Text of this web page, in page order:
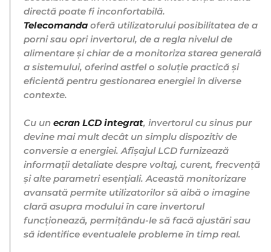
directă poate fi inconfortabilă.
Telecomanda oferă utilizatorului posibilitatea de a
porni sau opri invertorul, de a regla nivelul de
alimentare și chiar de a monitoriza starea generală
a sistemului, oferind astfel o soluție practică și
eficientă pentru gestionarea energiei în diverse
contexte.
Cu unecran LCD integrat, invertorul cu sinus pur
devine mai mult decât un simplu dispozitiv de
conversie a energiei. Afișajul LCD furnizează
informații detaliate despre voltaj, curent, frecvență
și alte parametri esențiali. Această monitorizare
avansată permite utilizatorilor să aibă o imagine
clară asupra modului în care invertorul
funcționează, permițându-le să facă ajustări sau
să identifice eventualele probleme în timp real.